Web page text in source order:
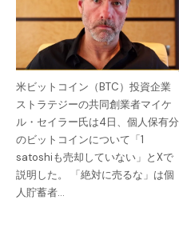
米ビットコイン（BTC）投資企業
ストラテジーの共同創業者マイケ
ル・セイラー氏は4日、個人保有分
のビットコインについて「1
satoshiも売却していない」とXで
説明した。 「絶対に売るな」は個
人貯蓄者…